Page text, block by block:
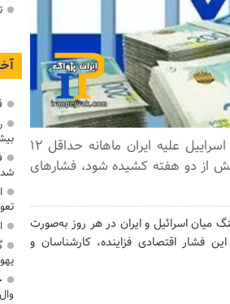
گزارش روزنامه وال استریت ژورنال حاکی است، هزینه جنگ اسراییل علیه ایران ماهانه حداقل ۱۲
از دو هفته کشیده شود، فشارهای
میان اسرائیل و ایران در هر روز به‌صورت
فشار اقتصادی فزاینده، کارشناسان و